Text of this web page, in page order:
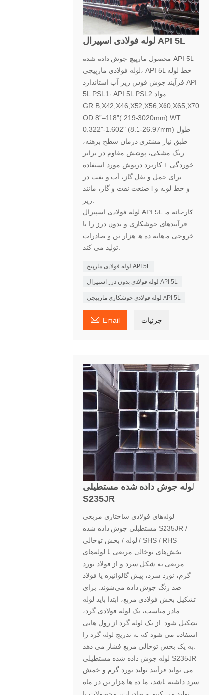
لوله فولادی اسپیرال API 5L
محصول مارپیچ جوش داده شده API 5L
لوله فولادی مارپیچی، API 5L خط لوله
فرآیند جوش قوس زیر آب استاندارد API
5L PSL1، API 5L PSL2 مواد
GR.B,X42,X46,X52,X56,X60,X65,X70
OD 8”–118”( 219-3020mm) WT
0.322"-1.602" (8.1-26.97mm) طول
طبق نیاز مشتری درمان سطح برهنه،
رنگ مشکی، پوشش مقاوم در برابر
خوردگی + کاربرد درپوش مورد استفاده
برای حمل و نقل گاز، آب و نفت در
صنعت نفت و گاز، مانند l و خط لوله و
لوله فولادی اسپیرال API 5L کارخانه ما
فرآیندهای جوشکاری و بدون درز را با
خروجی ماهانه ده ها هزار تن و صادرات
تولید می کند.
لوله فولادی مارپیچ API 5L
لوله فولادی بدون درز اسپیرال API 5L
لوله فولادی جوشکاری مارپیچی API 5L
 Email جزئیات
لوله جوش داده شده مستطیلی
S235JR
لوله‌های فولادی ساختاری مربعی
مستطیلی جوش داده شده S235JR /
لوله / بخش توخالی / SHS / RHS
بخش‌های توخالی مربعی یا لوله‌های
مربعی به شکل سرد و از فولاد نورد
گرم، نورد سرد، پیش گالوانیزه یا فولاد
ضد زنگ جوش داده می‌شوند. برای
تشکیل بخش فولادی مربع، ابتدا باید لوله
مادر مناسب، یک لوله فولادی گرد،
تشکیل شود. از یک لوله گرد از رول هایی
استفاده می شود که به تدریج لوله گرد را
لوله جوش داده شده مستطیلی S235JR
می تواند فرآیند تولید نورد گرم و خمش
سرد داشته باشد، ما ده ها هزار تن در ماه